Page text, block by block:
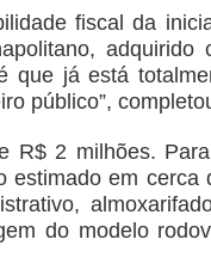
fiscal da
adquirido
que já está
público”,
R$ 2 milhões.
estimado em cerca
do modelo